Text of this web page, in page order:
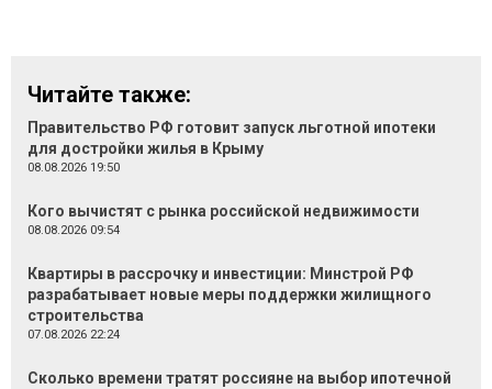
Читайте также:
Правительство РФ готовит запуск льготной ипотеки
для достройки жилья в Крыму
08.08.2026 19:50
Кого вычистят с рынка российской недвижимости
08.08.2026 09:54
Квартиры в рассрочку и инвестиции: Минстрой РФ
разрабатывает новые меры поддержки жилищного
строительства
07.08.2026 22:24
Сколько времени тратят россияне на выбор ипотечной